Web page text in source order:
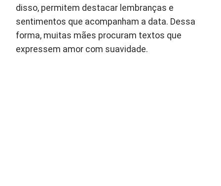
disso, permitem destacar lembranças e
sentimentos que acompanham a data. Dessa
forma, muitas mães procuram textos que
expressem amor com suavidade.